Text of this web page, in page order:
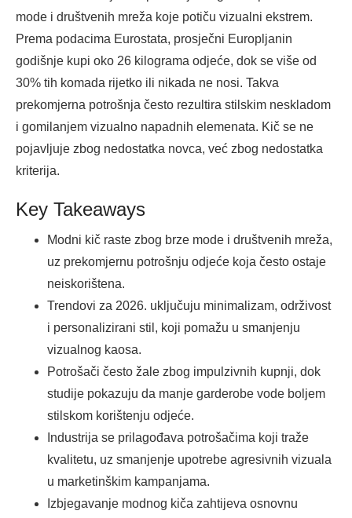
mode i društvenih mreža koje potiču vizualni ekstrem.
Prema podacima Eurostata, prosječni Europljanin
godišnje kupi oko 26 kilograma odjeće, dok se više od
30% tih komada rijetko ili nikada ne nosi. Takva
prekomjerna potrošnja često rezultira stilskim neskladom
i gomilanjem vizualno napadnih elemenata. Kič se ne
pojavljuje zbog nedostatka novca, već zbog nedostatka
kriterija.
Key Takeaways
Modni kič raste zbog brze mode i društvenih mreža,
uz prekomjernu potrošnju odjeće koja često ostaje
neiskorištena.
Trendovi za 2026. uključuju minimalizam, održivost
i personalizirani stil, koji pomažu u smanjenju
vizualnog kaosa.
Potrošači često žale zbog impulzivnih kupnji, dok
studije pokazuju da manje garderobe vode boljem
stilskom korištenju odjeće.
Industrija se prilagođava potrošačima koji traže
kvalitetu, uz smanjenje upotrebe agresivnih vizuala
u marketinškim kampanjama.
Izbjegavanje modnog kiča zahtijeva osnovnu